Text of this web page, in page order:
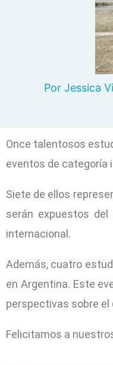
Por Jessica
Once talentosos
eventos de categoría
Siete de ellos
serán expuestos
internacional.
Además, cuatro
en Argentina. Este
perspectivas sobre el
Felicitamos a